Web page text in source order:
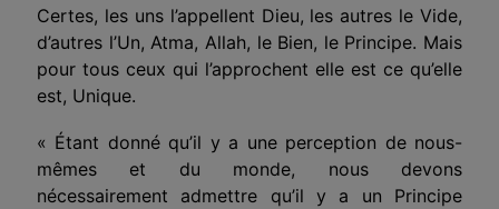
Certes, les uns l’appellent Dieu, les autres le Vide,
d’autres l’Un, Atma, Allah, le Bien, le Principe. Mais
pour tous ceux qui l’approchent elle est ce qu’elle
est, Unique.
« Étant donné qu’il y a une perception de nous-
mêmes et du monde, nous devons
nécessairement admettre qu’il y a un Principe